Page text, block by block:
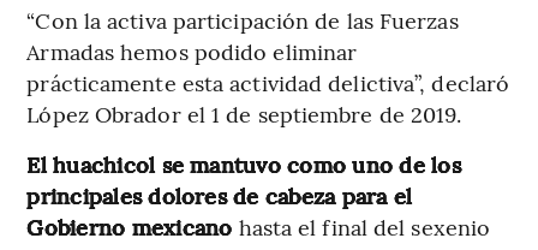
“Con la activa participación de las Fuerzas
Armadas hemos podido eliminar
prácticamente esta actividad delictiva”, declaró
López Obrador el 1 de septiembre de 2019.
El huachicol se mantuvo como uno de los
principales dolores de cabeza para el
Gobierno mexicano hasta el final del sexenio